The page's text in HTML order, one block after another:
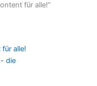
für alle!“
alle!
die